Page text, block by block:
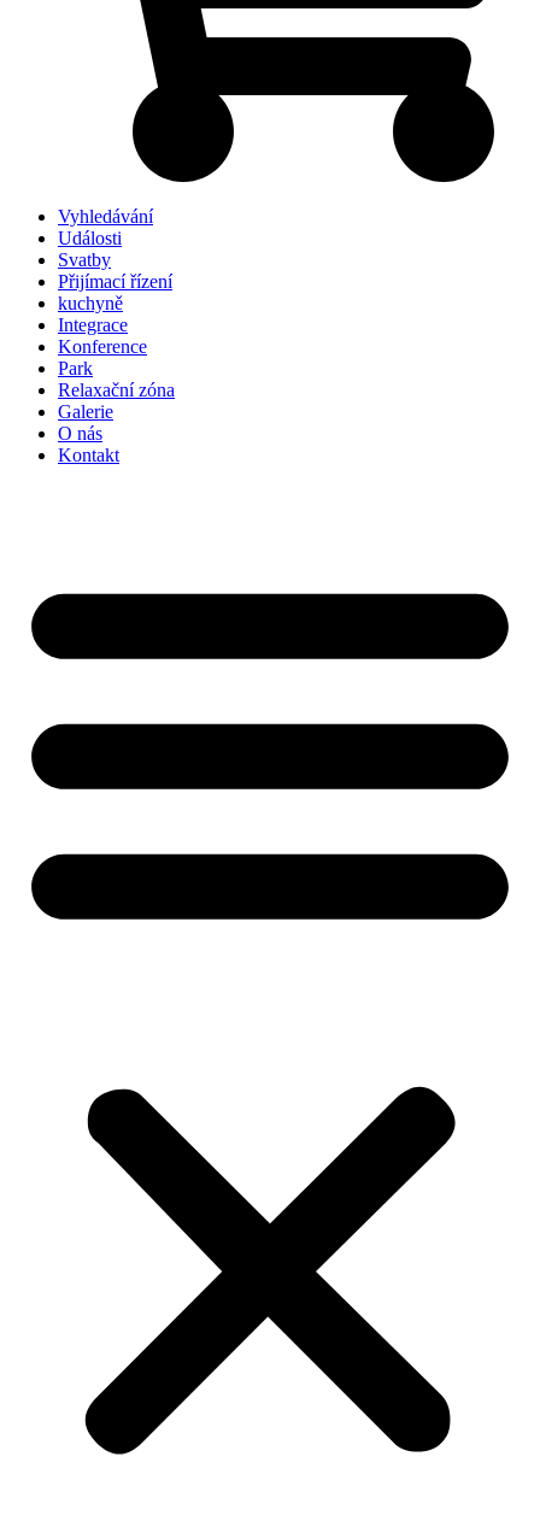
Vyhledávání
Události
Svatby
Přijímací řízení
kuchyně
Integrace
Konference
Park
Relaxační zóna
Galerie
O nás
Kontakt